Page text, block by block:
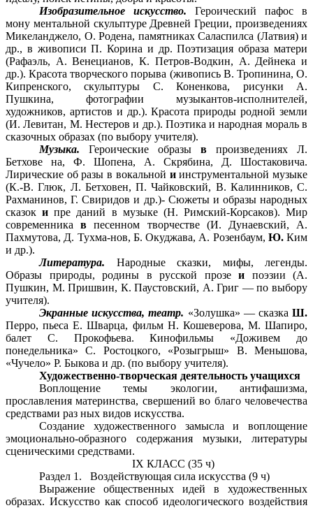
Изобразительное искусство. Героический пафос в
мону ментальной скульптуре Древней Греции, произведениях
Микеланджело, О. Родена, памятниках Саласпилса (Латвия) и
др., в живописи П. Корина и др. Поэтизация образа матери
(Рафаэль, А. Венецианов, К. Петров-Водкин, А. Дейнека и
др.). Красота творческого порыва (живопись В. Тропинина, О.
Кипренского, скульптуры С. Коненкова, рисунки А.
Пушкина, фотографии музыкантов-исполнителей,
художников, артистов и др.). Красота природы родной земли
(И. Левитан, М. Нестеров и др.). Поэтика и народная мораль в
сказочных образах (по выбору учителя).
Музыка. Героические образы в произведениях Л.
Бетхове на, Ф. Шопена, А. Скрябина, Д. Шостаковича.
Лирические об разы в вокальной иинструментальной музыке
(К.-В. Глюк, Л. Бетховен, П. Чайковский, В. Калинников, С.
Рахманинов, Г. Свиридов и др.)- Сюжеты и образы народных
сказокипре даний в музыке (Н. Римский-Корсаков). Мир
современникавпесенном творчестве (И. Дунаевский, А.
Пахмутова, Д. Тухма-нов, Б. Окуджава, А. Розенбаум, Ю. Ким
и др.).
Литература. Народные сказки, мифы, легенды.
Образы природы, родины в русской прозе и поэзии (А.
Пушкин, М. Пришвин, К. Паустовский, А. Григ — по выбору
учителя).
Экранные искусства, театр. «Золушка» — сказка Ш.
Перро, пьеса Е. Шварца, фильм Н. Кошеверова, М. Шапиро,
балет С. Прокофьева. Кинофильмы «Доживем до
понедельника» С. Ростоцкого, «Розыгрыш» В. Меньшова,
«Чучело» Р. Быкова и др. (по выбору учителя).
Художественно-творческая деятельность учащихся
Воплощение темы экологии, антифашизма,
прославления материнства, свершений во благо человечества
средствами раз ных видов искусства.
Создание художественного замысла и воплощение
эмоционально-образного содержания музыки, литературы
сценическими средствами.
IX КЛАСС (35 ч)
Раздел 1. Воздействующая сила искусства (9 ч)
Выражение общественных идей в художественных
образах. Искусство как способ идеологического воздействия